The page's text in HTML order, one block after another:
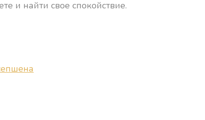
и найти свое спокойствие.